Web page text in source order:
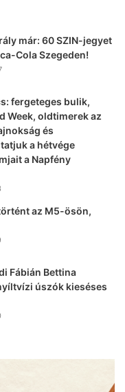
már: 60 SZIN-jegyet
Cola Szegeden!
fergeteges bulik,
Week, oldtimerek az
és
a hétvége
a Napfény
az M5-ösön,
Fábián Bettina
úszók kieséses